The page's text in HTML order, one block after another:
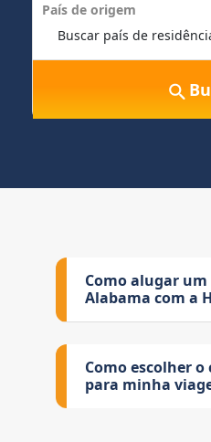
País de origem
Como alugar
Alabama com a
Como escolher
para minha